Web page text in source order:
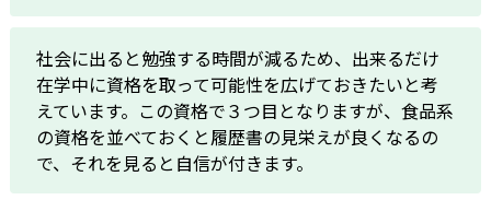
社会に出ると勉強する時間が減るため、出来るだけ
在学中に資格を取って可能性を広げておきたいと考
えています。この資格で３つ目となりますが、食品系
の資格を並べておくと履歴書の見栄えが良くなるの
で、それを見ると自信が付きます。